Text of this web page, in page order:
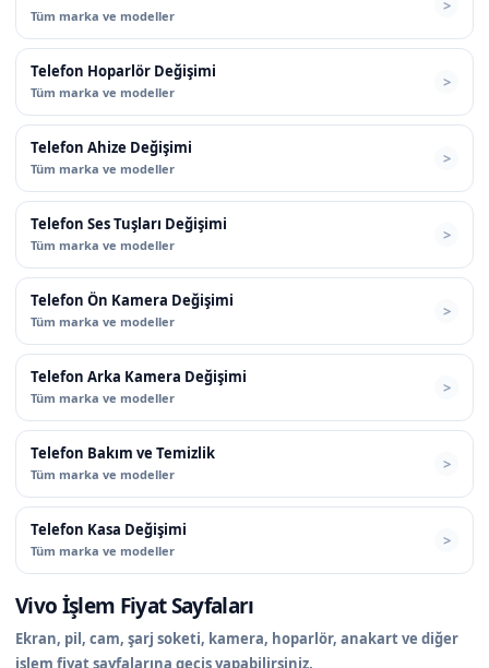
Tüm marka ve modeller
Telefon Hoparlör Değişimi
Tüm marka ve modeller
Telefon Ahize Değişimi
Tüm marka ve modeller
Telefon Ses Tuşları Değişimi
Tüm marka ve modeller
Telefon Ön Kamera Değişimi
Tüm marka ve modeller
Telefon Arka Kamera Değişimi
Tüm marka ve modeller
Telefon Bakım ve Temizlik
Tüm marka ve modeller
Telefon Kasa Değişimi
Tüm marka ve modeller
Vivo İşlem Fiyat Sayfaları
Ekran, pil, cam, şarj soketi, kamera, hoparlör, anakart ve diğer
işlem fiyat sayfalarına geçiş yapabilirsiniz.